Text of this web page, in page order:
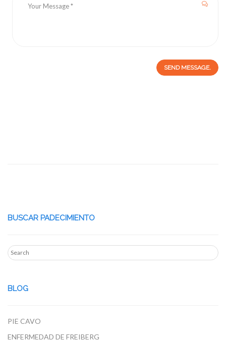
SEND MESSAGE.
BUSCAR PADECIMIENTO
BLOG
PIE CAVO
ENFERMEDAD DE FREIBERG